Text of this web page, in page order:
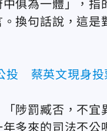
俱為一體」，
換句話說，這
投 蔡英文現身投
陟罰臧否，不
多來的司法不